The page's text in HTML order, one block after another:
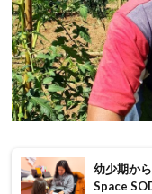
幼少期か
Space